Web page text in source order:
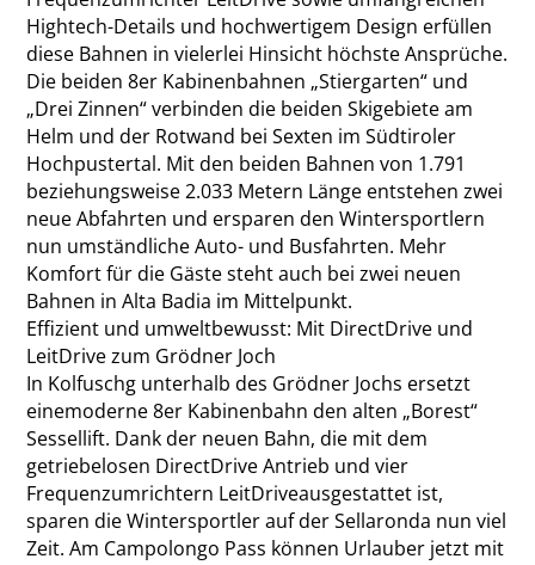
Hightech-Details und hochwertigem Design erfüllen
diese Bahnen in vielerlei Hinsicht höchste Ansprüche.
Die beiden 8er Kabinenbahnen „Stiergarten“ und
„Drei Zinnen“ verbinden die beiden Skigebiete am
Helm und der Rotwand bei Sexten im Südtiroler
Hochpustertal. Mit den beiden Bahnen von 1.791
beziehungsweise 2.033 Metern Länge entstehen zwei
neue Abfahrten und ersparen den Wintersportlern
nun umständliche Auto- und Busfahrten. Mehr
Komfort für die Gäste steht auch bei zwei neuen
Bahnen in Alta Badia im Mittelpunkt.
Effizient und umweltbewusst: Mit DirectDrive und
LeitDrive zum Grödner Joch
In Kolfuschg unterhalb des Grödner Jochs ersetzt
einemoderne 8er Kabinenbahn den alten „Borest“
Sessellift. Dank der neuen Bahn, die mit dem
getriebelosen DirectDrive Antrieb und vier
Frequenzumrichtern LeitDriveausgestattet ist,
sparen die Wintersportler auf der Sellaronda nun viel
Zeit. Am Campolongo Pass können Urlauber jetzt mit